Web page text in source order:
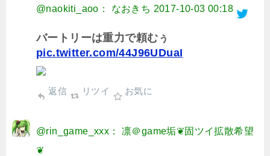
@naokiti_aoo： なおきち 2017-10-03 00:18
バートリーは重力で頼むぅ
pic.twitter.com/44J96UDuaI
返信 リツイ お気に
@rin_game_xxx： 凛＠game垢❦固ツイ拡散希望
❦